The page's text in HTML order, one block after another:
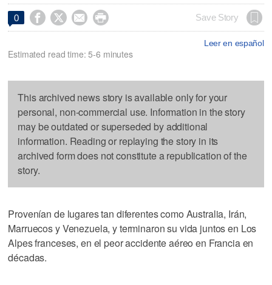
0     Save Story
Leer en español
Estimated read time: 5-6 minutes
This archived news story is available only for your
personal, non-commercial use. Information in the story
may be outdated or superseded by additional
information. Reading or replaying the story in its
archived form does not constitute a republication of the
story.
Provenían de lugares tan diferentes como Australia, Irán,
Marruecos y Venezuela, y terminaron su vida juntos en Los
Alpes franceses, en el peor accidente aéreo en Francia en
décadas.